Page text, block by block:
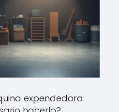
expendedora: